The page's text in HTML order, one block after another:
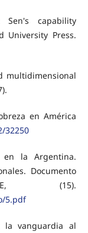
Sen's capability
University Press.
multidimensional
en América
32250
en la Argentina.
Documento
(15).
5.pdf
la vanguardia al